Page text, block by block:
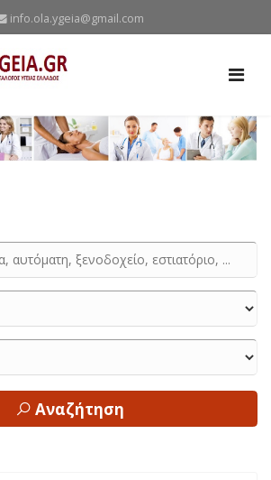
info.ola.ygeia@gmail.com
Αναζήτηση